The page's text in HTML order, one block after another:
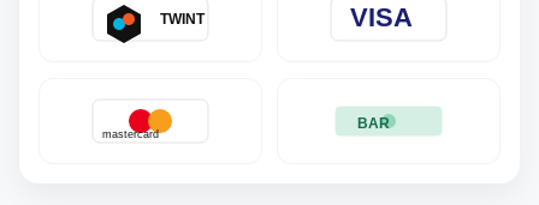
TWINT VISA
mastercard
BAR